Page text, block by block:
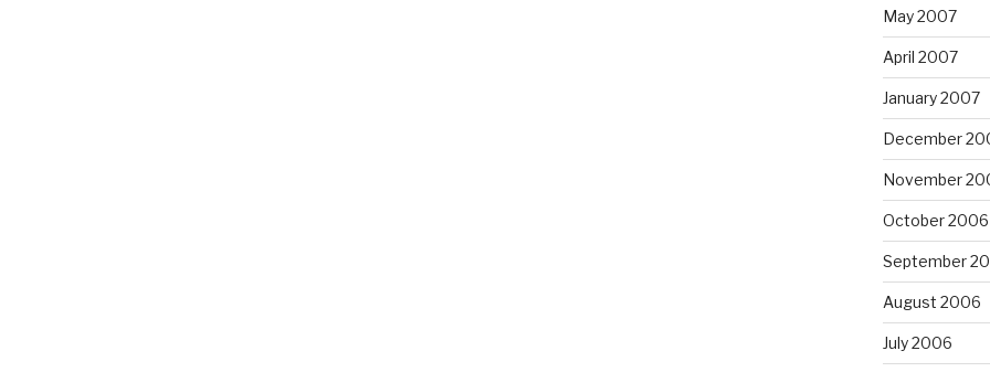
May 2007
April 2007
January 2007
December
November
October 2006
September
August 2006
July 2006